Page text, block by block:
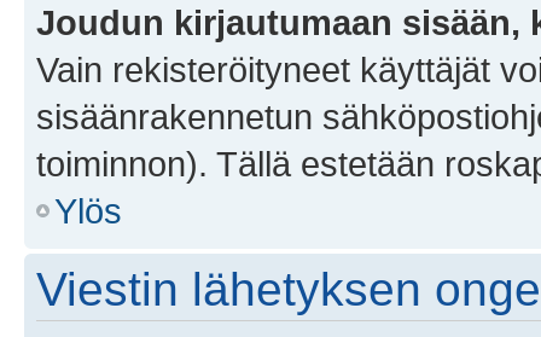
Joudun kirjautumaan sisään,
Vain rekisteröityneet käyttäjät
sisäänrakennetun
toiminnon). Tällä estetään
Ylös
Viestin lähetyksen